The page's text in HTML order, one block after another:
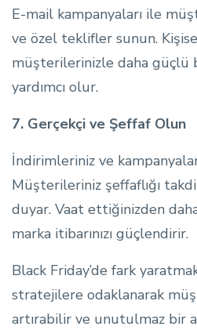
E-mail kampanyaları ile
ve özel teklifler sunun.
müşterilerinizle daha güçlü
yardımcı olur.
7. Gerçekçi ve Şeffaf Olun
İndirimleriniz ve
Müşterileriniz şeffaflığı
duyar. Vaat ettiğinizden daha
marka itibarınızı güçlendirir.
Black Friday’de fark
stratejilere odaklanarak
artırabilir ve unutulmaz bir